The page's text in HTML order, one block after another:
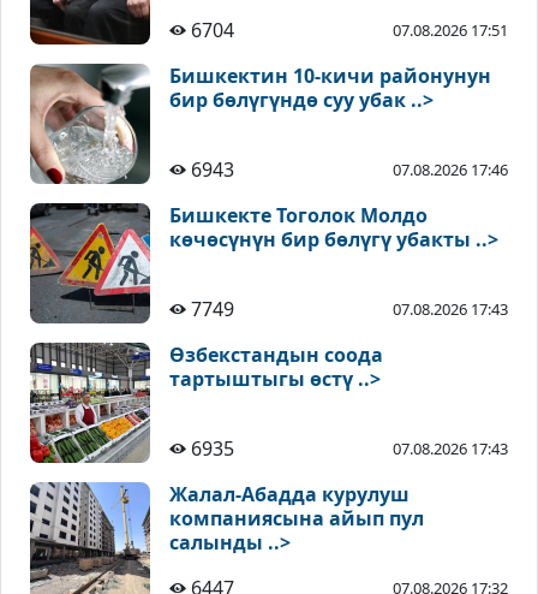
6704
07.08.2026 17:51
Бишкектин 10-кичи районунун
бир бөлүгүндө суу убак ..>
6943 07.08.2026 17:46
Бишкекте Тоголок Молдо
көчөсүнүн бир бөлүгү убакты ..>
7749 07.08.2026 17:43
Өзбекстандын соода
тартыштыгы өстү ..>
6935 07.08.2026 17:43
Жалал-Абадда курулуш
компаниясына айып пул
салынды ..>
6447
07.08.2026 17:32